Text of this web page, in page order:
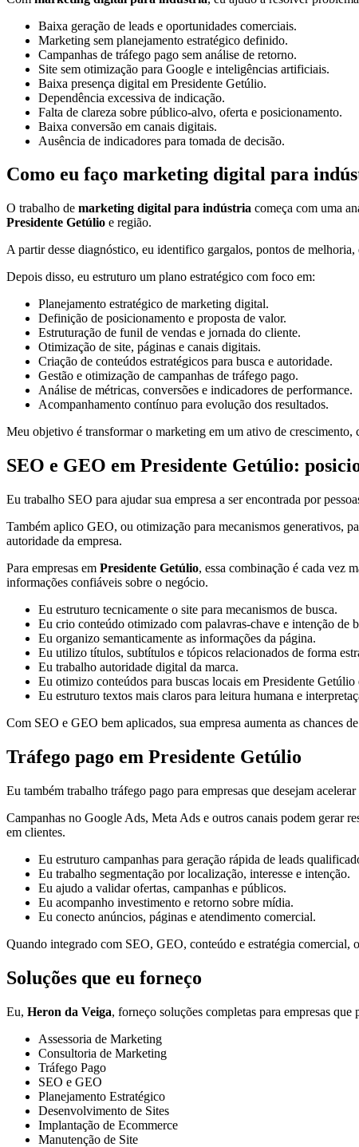
Baixa geração de leads e oportunidades comerciais.
Marketing sem planejamento estratégico definido.
Campanhas de tráfego pago sem análise de retorno.
Site sem otimização para Google e inteligências artificiais.
Baixa presença digital em Presidente Getúlio.
Dependência excessiva de indicação.
Falta de clareza sobre público-alvo, oferta e posicionamento.
Baixa conversão em canais digitais.
Ausência de indicadores para tomada de decisão.
Como eu faço marketing digital para
O trabalho de marketing digital para indústria começa com uma
Presidente Getúlio e região.
A partir desse diagnóstico, eu identifico gargalos, pontos de
Depois disso, eu estruturo um plano estratégico com foco em:
Planejamento estratégico de marketing digital.
Definição de posicionamento e proposta de valor.
Estruturação de funil de vendas e jornada do cliente.
Otimização de site, páginas e canais digitais.
Criação de conteúdos estratégicos para busca e autoridade.
Gestão e otimização de campanhas de tráfego pago.
Análise de métricas, conversões e indicadores de performance.
Acompanhamento contínuo para evolução dos resultados.
Meu objetivo é transformar o marketing em um ativo de crescimento,
SEO e GEO em Presidente Getúlio:
Eu trabalho SEO para ajudar sua empresa a ser encontrada por
Também aplico GEO, ou otimização para mecanismos generativos,
autoridade da empresa.
Para empresas em Presidente Getúlio, essa combinação é cada vez
informações confiáveis sobre o negócio.
Eu estruturo tecnicamente o site para mecanismos de busca.
Eu crio conteúdo otimizado com palavras-chave e intenção de
Eu organizo semanticamente as informações da página.
Eu utilizo títulos, subtítulos e tópicos relacionados de forma
Eu trabalho autoridade digital da marca.
Eu otimizo conteúdos para buscas locais em Presidente Getúlio
Eu estruturo textos mais claros para leitura humana e
Com SEO e GEO bem aplicados, sua empresa aumenta as chances
Tráfego pago em Presidente Getúlio
Eu também trabalho tráfego pago para empresas que desejam
Campanhas no Google Ads, Meta Ads e outros canais podem gerar
em clientes.
Eu estruturo campanhas para geração rápida de leads
Eu trabalho segmentação por localização, interesse e intenção.
Eu ajudo a validar ofertas, campanhas e públicos.
Eu acompanho investimento e retorno sobre mídia.
Eu conecto anúncios, páginas e atendimento comercial.
Quando integrado com SEO, GEO, conteúdo e estratégia comercial,
Soluções que eu forneço
Eu, Heron da Veiga, forneço soluções completas para empresas
Assessoria de Marketing
Consultoria de Marketing
Tráfego Pago
SEO e GEO
Planejamento Estratégico
Desenvolvimento de Sites
Implantação de Ecommerce
Manutenção de Site